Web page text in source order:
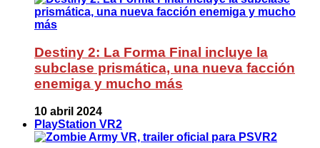
Destiny 2: La Forma Final incluye la
subclase prismática, una nueva facción
enemiga y mucho más
10 abril 2024
PlayStation VR2